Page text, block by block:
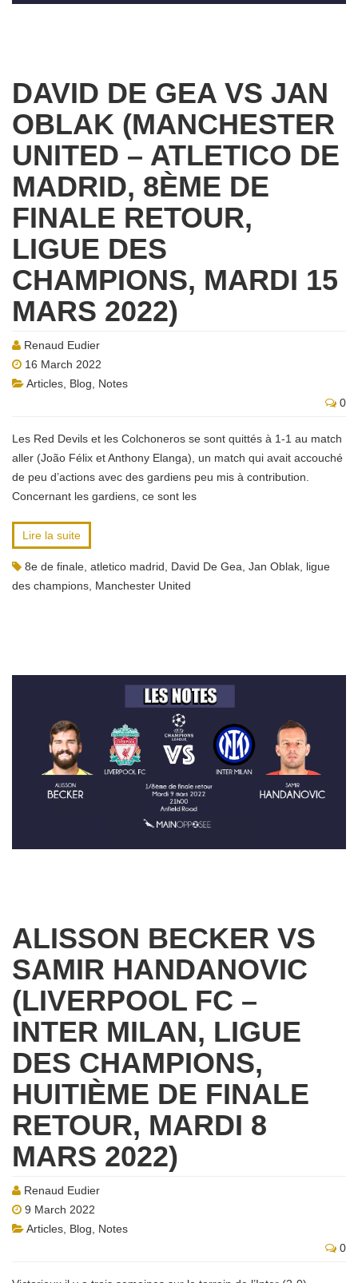
DAVID DE GEA VS JAN
OBLAK (MANCHESTER
UNITED – ATLETICO DE
MADRID, 8ÈME DE
FINALE RETOUR,
LIGUE DES
CHAMPIONS, MARDI 15
MARS 2022)
Renaud Eudier
16 March 2022
Articles Blog
Notes
0
Les Red Devils et les Colchoneros se sont quittés à 1-1 au match
aller (João Félix et Anthony Elanga), un match qui avait accouché
de peu d’actions avec des gardiens peu mis à contribution.
Concernant les gardiens, ce sont les
Lire la suite
8e de finale atletico madrid David De Gea Jan Oblak ligue
des champions Manchester United
ALISSON BECKER VS
SAMIR HANDANOVIC
(LIVERPOOL FC –
INTER MILAN, LIGUE
DES CHAMPIONS,
HUITIÈME DE FINALE
RETOUR, MARDI 8
MARS 2022)
Renaud Eudier
9 March 2022
Articles Blog
Notes
0